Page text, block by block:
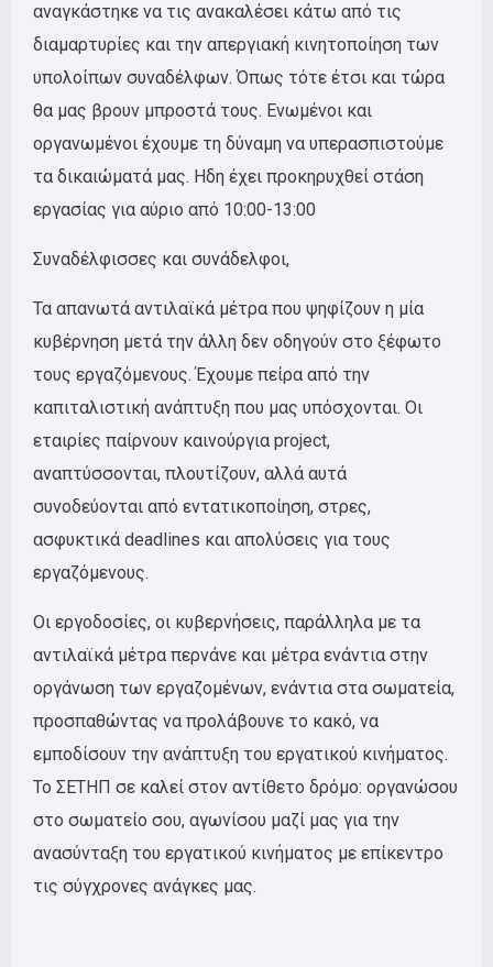
αναγκάστηκε να τις ανακαλέσει κάτω από τις
διαμαρτυρίες και την απεργιακή κινητοποίηση των
υπολοίπων συναδέλφων. Όπως τότε έτσι και τώρα
θα μας βρουν μπροστά τους. Ενωμένοι και
οργανωμένοι έχουμε τη δύναμη να υπερασπιστούμε
τα δικαιώματά μας. Ηδη έχει προκηρυχθεί στάση
εργασίας για αύριο από 10:00-13:00
Συναδέλφισσες και συνάδελφοι,
Τα απανωτά αντιλαϊκά μέτρα που ψηφίζουν η μία
κυβέρνηση μετά την άλλη δεν οδηγούν στο ξέφωτο
τους εργαζόμενους. Έχουμε πείρα από την
καπιταλιστική ανάπτυξη που μας υπόσχονται. Οι
εταιρίες παίρνουν καινούργια project,
αναπτύσσονται, πλουτίζουν, αλλά αυτά
συνοδεύονται από εντατικοποίηση, στρες,
ασφυκτικά deadlines και απολύσεις για τους
εργαζόμενους.
Οι εργοδοσίες, οι κυβερνήσεις, παράλληλα με τα
αντιλαϊκά μέτρα περνάνε και μέτρα ενάντια στην
οργάνωση των εργαζομένων, ενάντια στα σωματεία,
προσπαθώντας να προλάβουνε το κακό, να
εμποδίσουν την ανάπτυξη του εργατικού κινήματος.
Το ΣΕΤΗΠ σε καλεί στον αντίθετο δρόμο: οργανώσου
στο σωματείο σου, αγωνίσου μαζί μας για την
ανασύνταξη του εργατικού κινήματος με επίκεντρο
τις σύγχρονες ανάγκες μας.